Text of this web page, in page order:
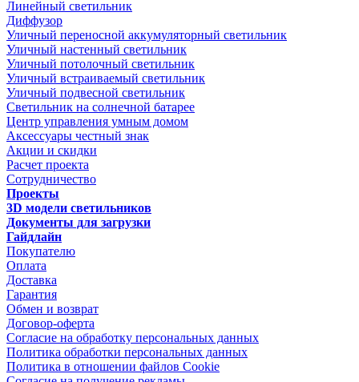
Линейный светильник
Диффузор
Уличный переносной аккумуляторный светильник
Уличный настенный светильник
Уличный потолочный светильник
Уличный встраиваемый светильник
Уличный подвесной светильник
Светильник на солнечной батарее
Центр управления умным домом
Аксессуары честный знак
Акции и скидки
Расчет проекта
Сотрудничество
Проекты
3D модели светильников
Документы для загрузки
Гайдлайн
Покупателю
Оплата
Доставка
Гарантия
Обмен и возврат
Договор-оферта
Согласие на обработку персональных данных
Политика обработки персональных данных
Политика в отношении файлов Cookie